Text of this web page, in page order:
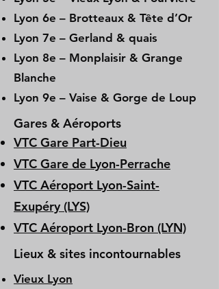
Lyon 6e – Brotteaux & Tête d’Or
Lyon 7e – Gerland & quais
Lyon 8e – Monplaisir & Grange
Blanche
Lyon 9e – Vaise & Gorge de Loup
Gares & Aéroports
VTC Gare Part-Dieu
VTC Gare de Lyon-Perrache
VTC Aéroport Lyon-Saint-
Exupéry (LYS)
VTC Aéroport Lyon-Bron (LYN)
Lieux & sites incontournables
Vieux Lyon